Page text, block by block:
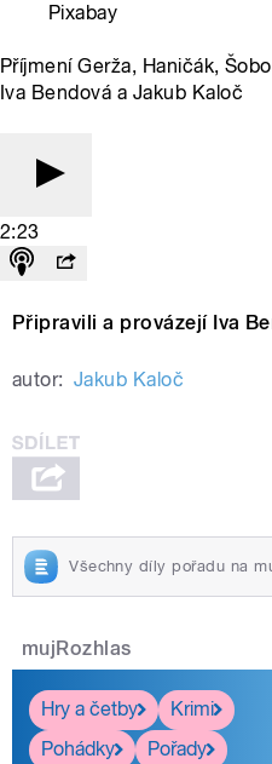
Pixabay
Příjmení Gerža, Haničák,
Iva Bendová a Jakub Kaloč
2:23
Připravili a provázejí Iva
autor: Jakub Kaloč
Všechny díly pořadu na
mujRozhlas
Hry a četby
Krimi
Pohádky
Pořady